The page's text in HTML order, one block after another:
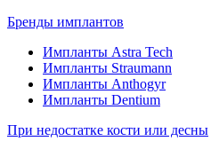
Бренды имплантов
Импланты Astra Tech
Импланты Straumann
Импланты Anthogyr
Импланты Dentium
При недостатке кости или десны